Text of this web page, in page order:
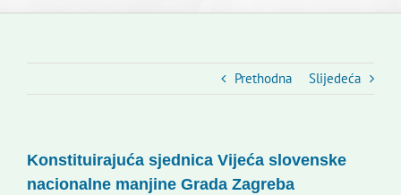
Slovenski dom Zagreb
Korisne informacije
Prethodna Slijedeća
Konstituirajuća sjednica Vijeća slovenske
nacionalne manjine Grada Zagreba